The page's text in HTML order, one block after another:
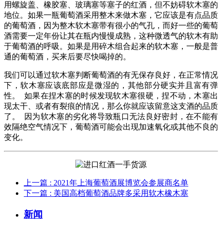
用螺旋盖、橡胶塞、玻璃塞等塞子的红酒，但不妨碍软木塞的
地位。如果一瓶葡萄酒采用整木来做木塞，它应该是有点品质
的葡萄酒，因为整木软木塞带有很小的气孔，而好一些的葡萄
酒需要一定年份让其在瓶内慢慢成熟，这种微透气的软木有助
于葡萄酒的呼吸。如果是用碎木组合起来的软木塞，一般是普
通的葡萄酒，买来后要尽快喝掉的。
我们可以通过软木塞判断葡萄酒的有无保存良好，在正常情况
下，软木塞应该底部应是微湿的，其他部分硬实并且富有弹
性。 如果在捏木塞的时候发现软木塞很硬，捏不动，木塞出
现太干、或者有裂痕的情况，那么你就应该留意这支酒的品质
了。 因为软木塞的劣化将导致瓶口无法良好密封，在不能有
效隔绝空气情况下，葡萄酒可能会出现加速氧化或其他不良的
变化。
上一篇 : 2021年上海葡萄酒展博览会参展商名单
下一篇 : 美国高档葡萄酒品牌多采用软木橡木塞
新闻